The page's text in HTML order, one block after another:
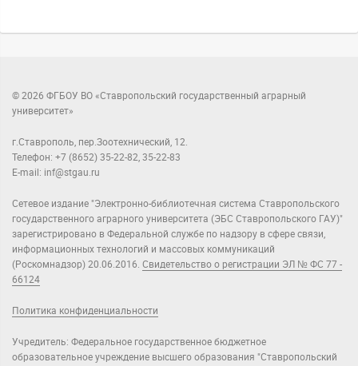
© 2026 ФГБОУ ВО «Ставропольский государственный аграрный
университет»
г.Ставрополь, пер.Зоотехнический, 12.
Телефон: +7 (8652) 35-22-82, 35-22-83
E-mail: inf@stgau.ru
Сетевое издание "Электронно-библиотечная система Ставропольского
государственного аграрного университета (ЭБС Ставропольского ГАУ)"
зарегистрировано в Федеральной службе по надзору в сфере связи,
информационных технологий и массовых коммуникаций
(Роскомнадзор) 20.06.2016. Свидетельство о регистрации ЭЛ № ФС 77 -
66124
Политика конфиденциальности
Учредитель: Федеральное государственное бюджетное
образовательное учреждение высшего образования "Ставропольский